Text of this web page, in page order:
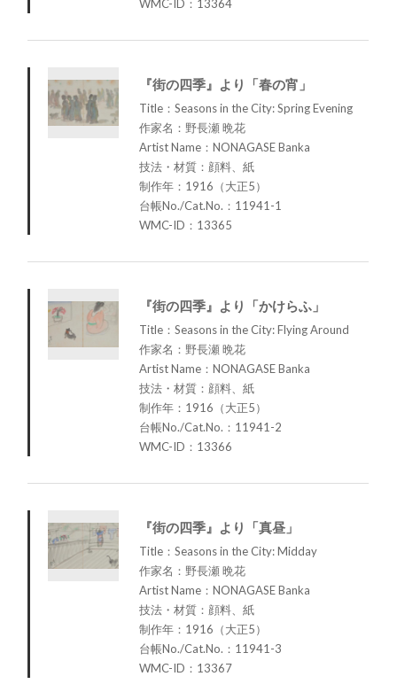
WMC-ID：13364
『街の四季』より「春の宵」
Title：Seasons in the City: Spring Evening
作家名：野長瀬 晩花
Artist Name：NONAGASE Banka
技法・材質：顔料、紙
制作年：1916（大正5）
台帳No./Cat.No.：11941-1
WMC-ID：13365
『街の四季』より「かけらふ」
Title：Seasons in the City: Flying Around
作家名：野長瀬 晩花
Artist Name：NONAGASE Banka
技法・材質：顔料、紙
制作年：1916（大正5）
台帳No./Cat.No.：11941-2
WMC-ID：13366
『街の四季』より「真昼」
Title：Seasons in the City: Midday
作家名：野長瀬 晩花
Artist Name：NONAGASE Banka
技法・材質：顔料、紙
制作年：1916（大正5）
台帳No./Cat.No.：11941-3
WMC-ID：13367